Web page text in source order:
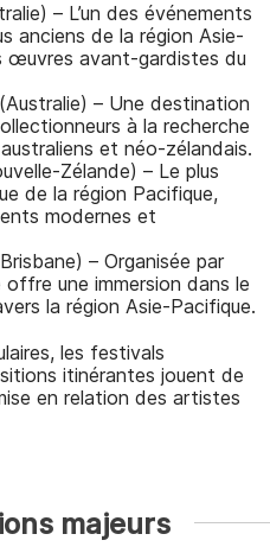
– L’un des événements
anciens de la région Asie-
œuvres avant-gardistes du
– Une destination
à la recherche
et néo-zélandais.
Zélande) – Le plus
de la région Pacifique,
modernes et
– Organisée par
une immersion dans le
la région Asie-Pacifique.
les festivals
itinérantes jouent de
en relation des artistes
majeurs